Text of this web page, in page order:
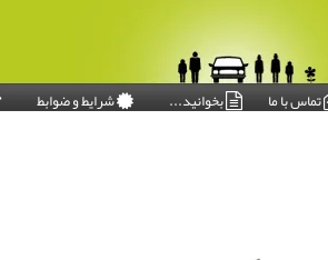
تماس با ما بخوانید... شرایط و ضوابط